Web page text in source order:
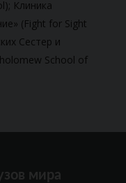
Клиника
(Fight for Sight
Сестер и
School of
мира